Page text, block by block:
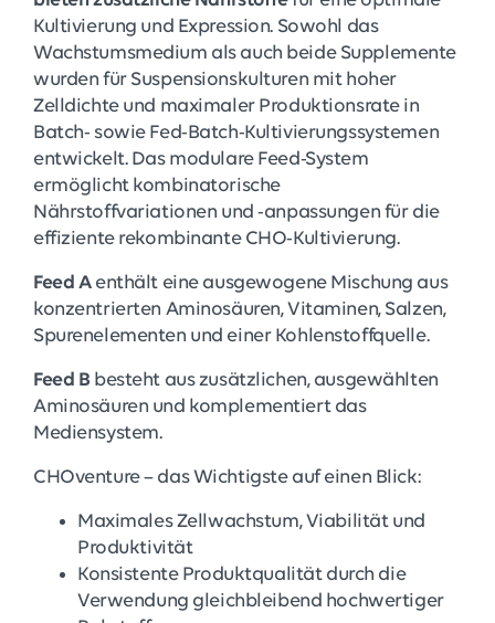
Kultivierung und Expression. Sowohl das
Wachstumsmedium als auch beide Supplemente
wurden für Suspensionskulturen mit hoher
Zelldichte und maximaler Produktionsrate in
Batch- sowie Fed-Batch-Kultivierungssystemen
entwickelt. Das modulare Feed-System
ermöglicht kombinatorische
Nährstoffvariationen und -anpassungen für die
effiziente rekombinante CHO-Kultivierung.
Feed Aenthält eine ausgewogene Mischung aus
konzentrierten Aminosäuren, Vitaminen, Salzen,
Spurenelementen und einer Kohlenstoffquelle.
Feed B besteht aus zusätzlichen, ausgewählten
Aminosäuren und komplementiert das
Mediensystem.
CHOventure – das Wichtigste auf einen Blick:
Maximales Zellwachstum, Viabilität und
Produktivität
Konsistente Produktqualität durch die
Verwendung gleichbleibend hochwertiger